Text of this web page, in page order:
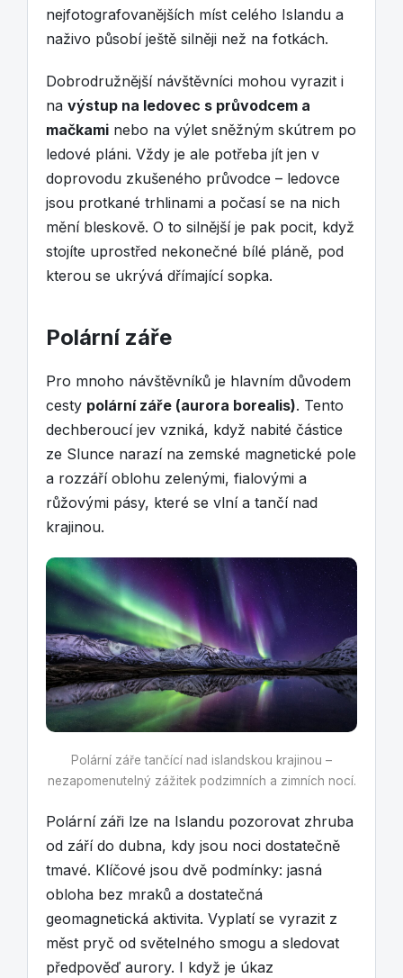
nejfotografovanějších míst celého Islandu a
naživo působí ještě silněji než na fotkách.
Dobrodružnější návštěvníci mohou vyrazit i
na výstup na ledovec s průvodcem a
mačkami nebo na výlet sněžným skútrem po
ledové pláni. Vždy je ale potřeba jít jen v
doprovodu zkušeného průvodce – ledovce
jsou protkané trhlinami a počasí se na nich
mění bleskově. O to silnější je pak pocit, když
stojíte uprostřed nekonečné bílé pláně, pod
kterou se ukrývá dřímající sopka.
Polární záře
Pro mnoho návštěvníků je hlavním důvodem
cesty polární záře (aurora borealis). Tento
dechberoucí jev vzniká, když nabité částice
ze Slunce narazí na zemské magnetické pole
a rozzáří oblohu zelenými, fialovými a
růžovými pásy, které se vlní a tančí nad
krajinou.
Polární záře tančící nad islandskou krajinou –
nezapomenutelný zážitek podzimních a zimních nocí.
Polární záři lze na Islandu pozorovat zhruba
od září do dubna, kdy jsou noci dostatečně
tmavé. Klíčové jsou dvě podmínky: jasná
obloha bez mraků a dostatečná
geomagnetická aktivita. Vyplatí se vyrazit z
měst pryč od světelného smogu a sledovat
předpověď aurory. I když je úkaz